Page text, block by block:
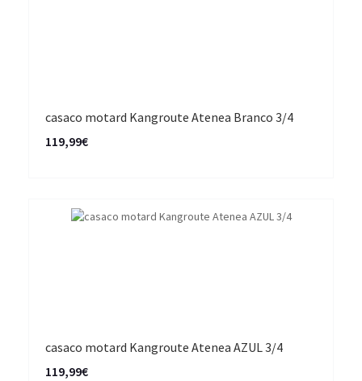
casaco motard Kangroute Atenea Branco 3/4
119,99€
casaco motard Kangroute Atenea AZUL 3/4
119,99€